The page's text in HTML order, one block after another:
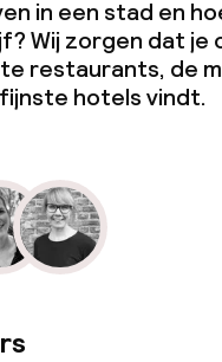
in een stad en
Wij zorgen dat je
restaurants, de
hotels vindt.